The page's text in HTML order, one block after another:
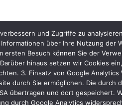
und Zugriffe zu
über Ihre Nutzung
Besuch können Sie der
hinaus setzen wir Cookies
3. Einsatz von Google
durch Sie ermöglichen. Die
übertragen und dort gespeichert.
durch Google Analytics